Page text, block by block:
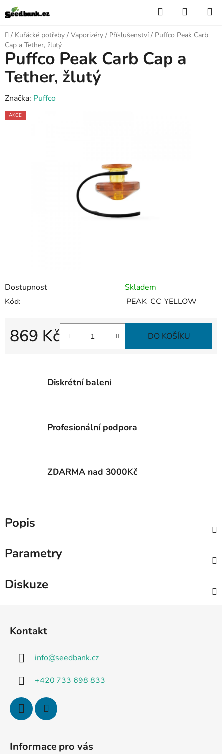
Přejít
na
obsah
Hledat
KOŠÍK
Domů
/ Kuřácké potřeby / Vaporizéry / Příslušenství / Puffco Peak Carb
Cap a Tether, žlutý
Dostupnost
Skladem
Kód:
PEAK-CC-YELLOW
869 Kč DO KOŠÍKU
Puffco Peak Carb Cap a
Tether, žlutý
Značka: Puffco
AKCE
Diskrétní balení
Profesionální podpora
ZDARMA nad 3000Kč
Popis
Parametry
Diskuze
Kontakt
info@seedbank.cz
+420 733 698 833
Informace pro vás